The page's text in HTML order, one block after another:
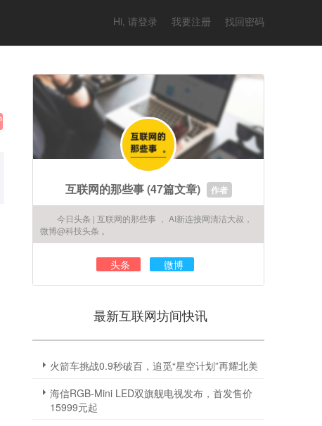
Hi, 请登录 我要注册 找回密码
互联网的那些事(47篇文章) 作者
今日头条 | 互联网的那些事 ， AI新连接网清洁大叔，
微博@科技头条 。
头条 微博
最新互联网坊间快讯
火箭车挑战0.9秒破百，追觅“星空计划”再耀北美
海信RGB-Mini LED双旗舰电视发布，首发售价
15999元起